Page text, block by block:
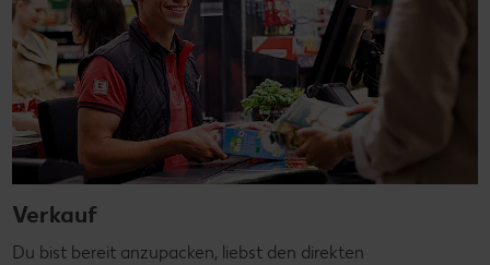
Verkauf
Du bist bereit anzupacken, liebst den direkten